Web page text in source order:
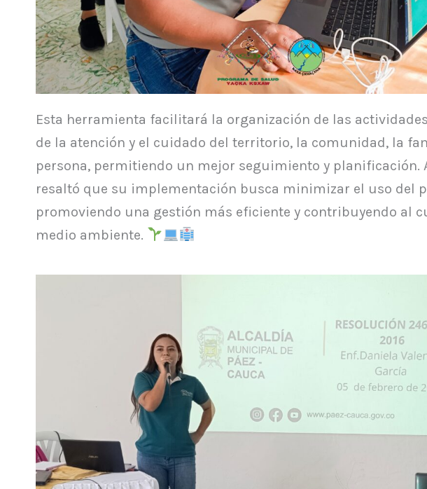
Esta herramienta facilitará la organización de las
de la atención y el cuidado del territorio, la comunidad, la
persona, permitiendo un mejor seguimiento y planificación.
resaltó que su implementación busca minimizar el uso del
promoviendo una gestión más eficiente y contribuyendo al
medio ambiente.